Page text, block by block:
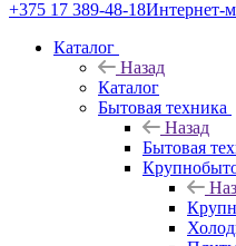
+375 17 389-48-18Интернет-
Каталог
Назад
Каталог
Бытовая техника
Назад
Бытовая